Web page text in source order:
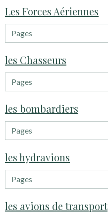
Les Forces Aériennes
les Chasseurs
les bombardiers
les hydravions
les avions de transport